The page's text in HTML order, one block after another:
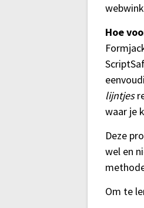
Hoe
lijntjes
waar je
Deze
wel en
Om te